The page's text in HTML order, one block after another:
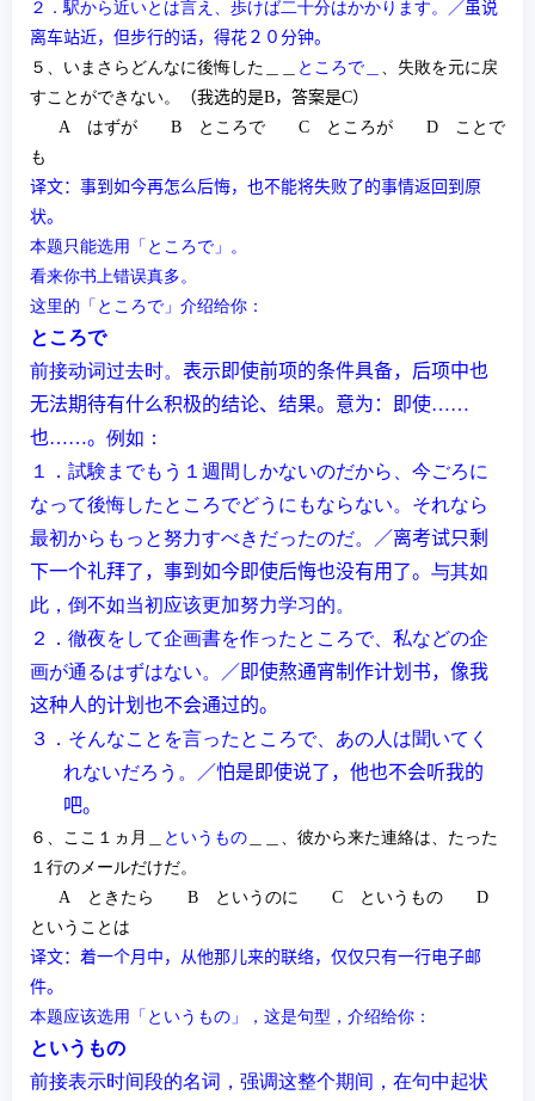
２．駅から近いとは言え、歩けば二十分はかかります。
／虽说
离车站近，但步行的话，得花 ２０ 分钟。
５、いまさらどんなに後悔した＿＿
ところで＿ 、失敗を元に戻
すことができない。
（我选的是B，答案是C）
A はずが B ところで C ところが D ことで
も
译文：事到如今再怎么后悔，也不能将失败了的事情返回到原
状。
本题只能选用
「ところで」 。
看来你书上错误真多。
这里的 「ところで」 介绍给你：
ところで
前接动词过去时。 表示即使前项的条件具备，后项中也
无法期待有什么积极的结论、 结果。意为 ：即使……
也……。 例如：
１．試験までもう１週間しかないのだから、今ごろに
なって後悔したところでどうにもならない。それなら
最初からもっと努力すべきだったのだ。
／离考试只剩
下一个礼拜了，事到如今即使后悔也没有用了。 与其如
此，倒不如当初应该更加努力学习的。
２．徹夜をして企画書を作ったところで、私などの企
画が通るはずはない。
／即使熬通宵制作计划 书，像我
这种人的计划也不会通过的。
３．そんなことを言ったところで、あの人は聞いてく
れないだろう。
／怕是即使说了，他也不会听我的
吧。
６、ここ１ヵ月＿ というもの ＿＿、彼から来た連絡は、たった
１行のメールだけだ。
A ときたら B というのに C というもの D
ということは
译文：着一个月中，从他那儿来的联络，仅仅只有一行电子邮
件。
本题应该选用
「というもの」 ，这是句型，介绍给你：
というもの
前接表示时间段的名词 ， 强调这整个期间 ，在句中起状